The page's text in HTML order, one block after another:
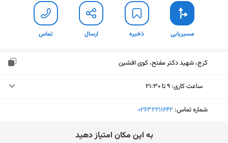
مسیریابی ذخیره ارسال تماس
کرج، شهید دکتر مفتح، کوی افشین
ساعت کاری: ۹ تا ۲۱:۳۰
دوشنبه (امروز)
شماره تماس: ‎02632211642
ﺑﻪ اﯾﻦ ﻣﮑﺎن اﻣﺘﯿﺎز دﻫﯿﺪ